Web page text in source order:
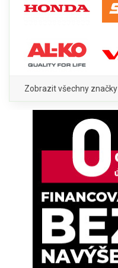
Zobrazit všechny značky